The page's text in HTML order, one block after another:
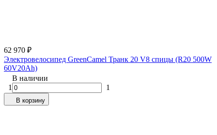
62 970 ₽
Электровелосипед GreenCamel Транк 20 V8 спицы (R20 500W
60V20Ah)
В наличии
1
1
В корзину